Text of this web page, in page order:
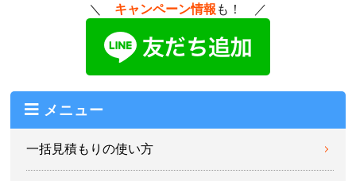
＼ キャンペーン情報 も！ ／
メニュー
一括見積もりの使い方